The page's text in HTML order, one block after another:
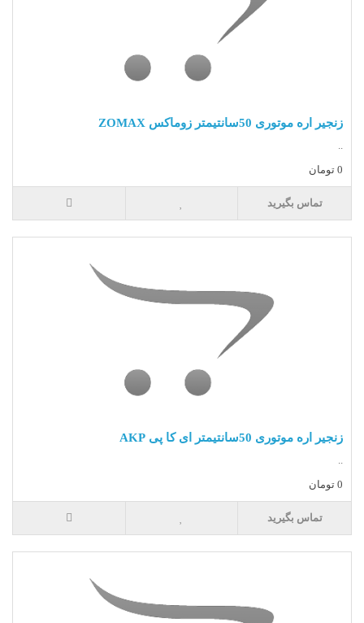
زنجیر اره موتوری 50سانتیمتر زوماکس ZOMAX
..
0 تومان
تماس بگیرید
زنجیر اره موتوری 50سانتیمتر ای کا پی AKP
..
0 تومان
تماس بگیرید